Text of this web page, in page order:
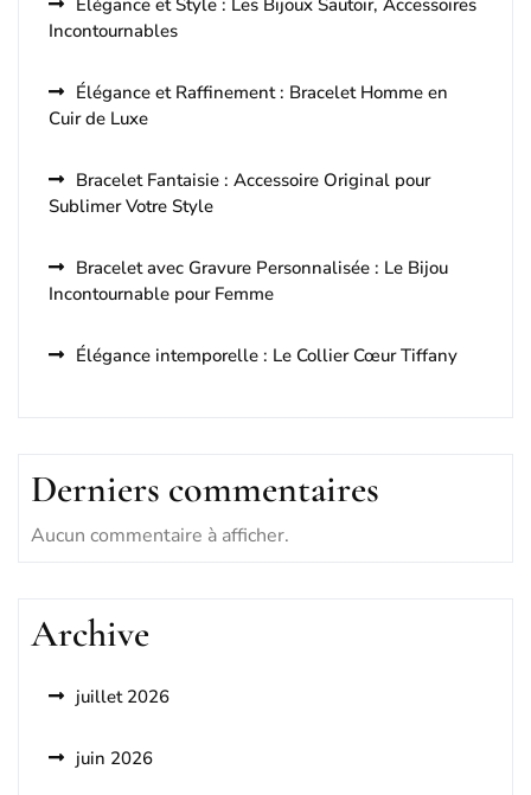
Élégance et Style : Les Bijoux Sautoir, Accessoires
Incontournables
Élégance et Raffinement : Bracelet Homme en
Cuir de Luxe
Bracelet Fantaisie : Accessoire Original pour
Sublimer Votre Style
Bracelet avec Gravure Personnalisée : Le Bijou
Incontournable pour Femme
Élégance intemporelle : Le Collier Cœur Tiffany
Derniers commentaires
Aucun commentaire à afficher.
Archive
juillet 2026
juin 2026